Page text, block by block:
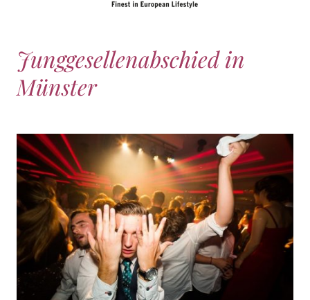
Junggesellenabschied in
Münster